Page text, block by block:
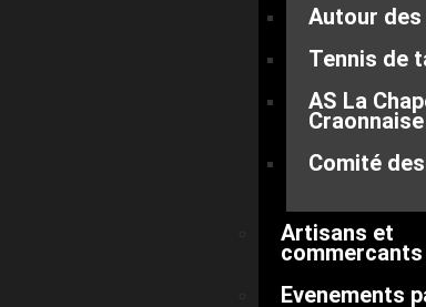
Autour
Tennis de
AS La
Craonnaise
Comité
Artisans et
commercants
Evenements